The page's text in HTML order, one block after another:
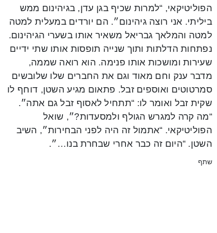
הפוליטיקאי, “למרות שכיף בגן עדן, בגיהינום ממש
ביליתי. אני רוצה גיהינום״. הם יורדים במעלית למטה
למטה והמלאך גבריאל משאיר אותו בשערי הגיהינום.
נפתחות הדלתות ותוך שנייה תופסות אותו שתי ידיים
שעירות ומושכות אותו פנימה. הוא רואה שממה,
מדבר ענק וחם מאוד וגם את החברים שלו שלובשים
סמרטוטים ואוספים זבל. פתאום מגיע השטן, דוחף לו
שקית זבל ואומר לו: “תתחיל לאסוף זבל גם אתה״.
“מה קרה למגרש הגולף ולמסעדות?״, שואל
הפוליטיקאי. “אתמול זה היה לפני הבחירות״, השיב
השטן. “היום זה כבר אחרי שבחרת בנו…״.
שתף